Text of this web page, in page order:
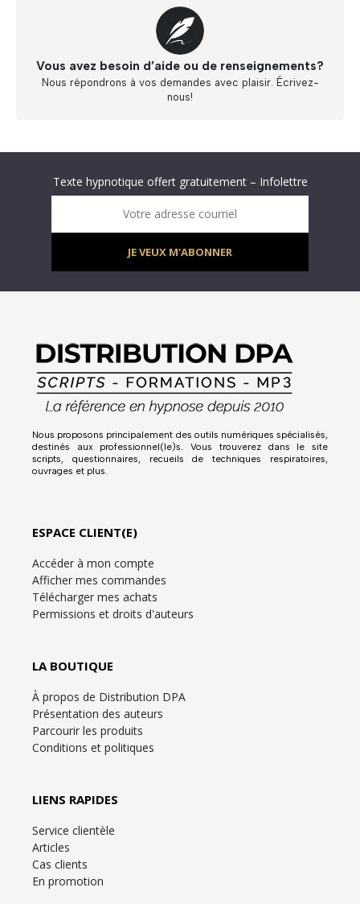
Vous avez besoin d’aide ou de renseignements?
Nous répondrons à vos demandes avec plaisir. Écrivez-
nous!
Texte hypnotique offert gratuitement – Infolettre
Infolettre : obtenez un MP3 d’hypnose gratuit !
Votre adresse courriel
JE VEUX M'ABONNER
Nous proposons principalement des outils numériques spécialisés,
destinés aux professionnel(le)s. Vous trouverez dans le site
scripts, questionnaires, recueils de techniques respiratoires,
ouvrages et plus.
ESPACE CLIENT(E)
Accéder à mon compte
Afficher mes commandes
Télécharger mes achats
Permissions et droits d'auteurs
LA BOUTIQUE
À propos de Distribution DPA
Présentation des auteurs
Parcourir les produits
Conditions et politiques
LIENS RAPIDES
Service clientèle
Articles
Cas clients
En promotion